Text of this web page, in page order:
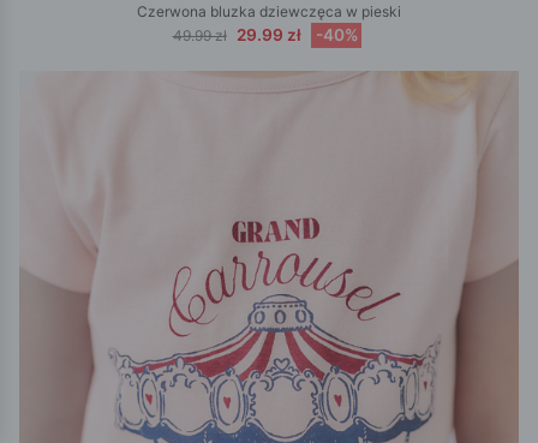
Czerwona bluzka dziewczęca w pieski
49.99 zł
29.99 zł -40%